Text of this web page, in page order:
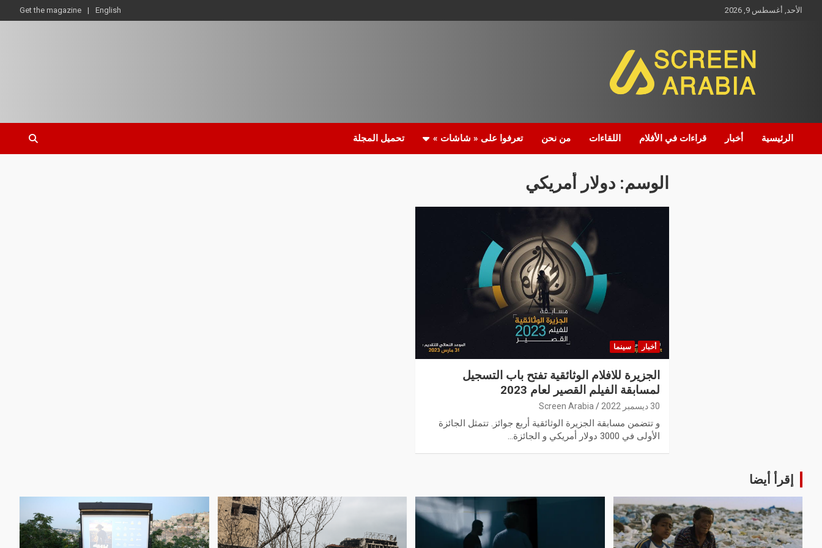
الأحد, أغسطس 9, 2026 English
Get the magazine
Screen Arabia
الرئيسية أخبار قراءات في الأفلام اللقاءات من نحن تعرفوا على « شاشات » تحميل المجلة
الوسم:دولار أمريكي
أخبار سينما
الجزيرة للافلام الوثائقية تفتح باب التسجيل
لمسابقة الفيلم القصير لعام 2023
30 ديسمبر 2022 Screen Arabia
و تتضمن مسابقة الجزيرة الوثائقية أربع جوائز. تتمثل الجائزة
الأولى في 3000 دولار أمريكي و الجائزة…
إقرأ أيضا